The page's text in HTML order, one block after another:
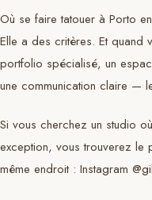
Où se faire tatouer à Porto
Elle a des critères. Et
portfolio spécialisé, un
une communication claire —
Si vous cherchez un studio
exception, vous trouverez le
même endroit : Instagram